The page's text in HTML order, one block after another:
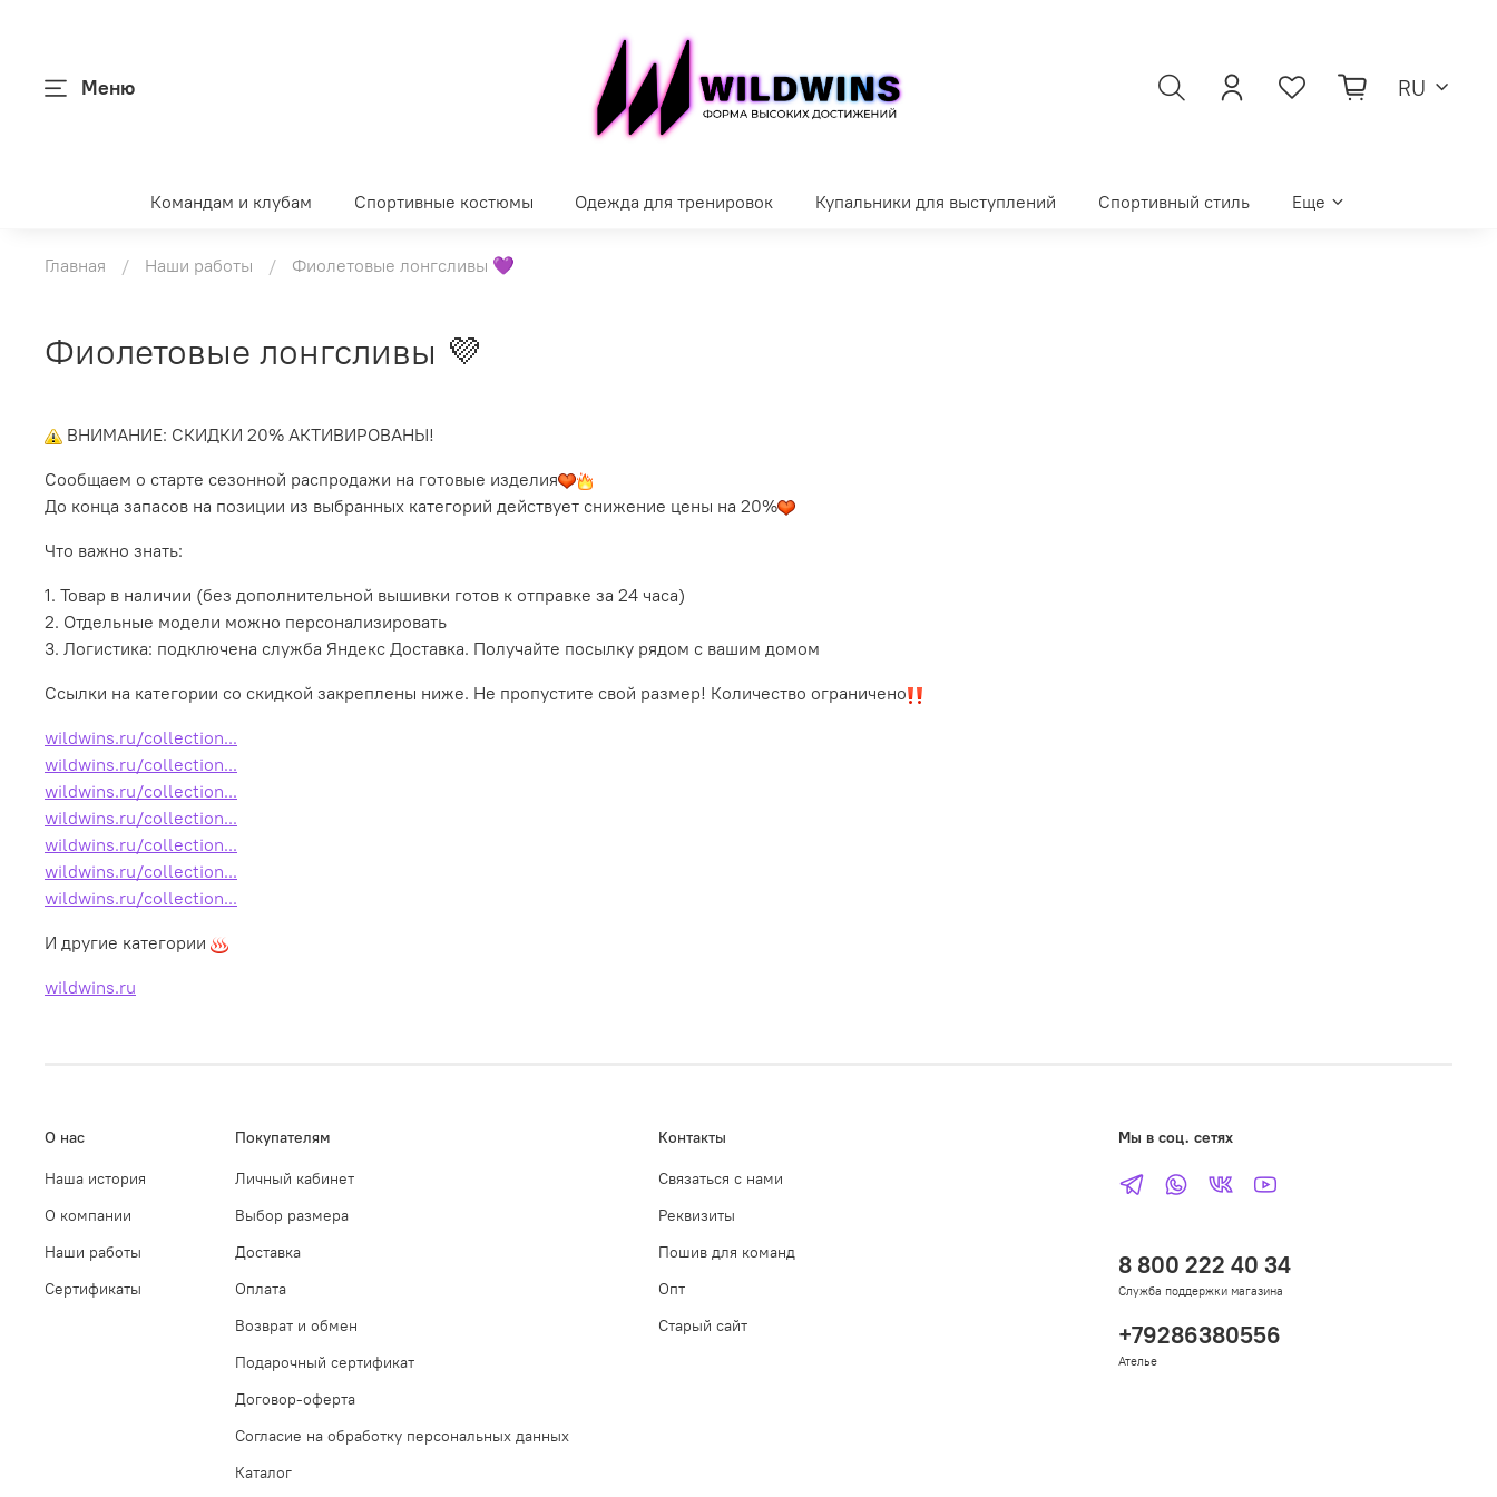
Меню RU
Командам и клубам Спортивные костюмы Одежда для тренировок Купальники для выступлений Спортивный стиль Еще
Главная Наши работы Фиолетовые лонгсливы 💜
Фиолетовые лонгсливы 💜
ВНИМАНИЕ: СКИДКИ 20% АКТИВИРОВАНЫ!
Сообщаем о старте сезонной распродажи на готовые изделия
До конца запасов на позиции из выбранных категорий действует снижение цены на 20%
Что важно знать:
1. Товар в наличии (без дополнительной вышивки готов к отправке за 24 часа)
2. Отдельные модели можно персонализировать
3. Логистика: подключена служба Яндекс Доставка. Получайте посылку рядом с вашим домом
Ссылки на категории со скидкой закреплены ниже. Не пропустите свой размер! Количество ограничено
wildwins.ru/collection...
wildwins.ru/collection...
wildwins.ru/collection...
wildwins.ru/collection...
wildwins.ru/collection...
wildwins.ru/collection...
wildwins.ru/collection...
И другие категории
wildwins.ru
О нас
Наша история
О компании
Наши работы
Сертификаты
Покупателям
Личный кабинет
Выбор размера
Доставка
Оплата
Возврат и обмен
Подарочный сертификат
Договор-оферта
Согласие на обработку персональных данных
Каталог
Контакты
Связаться с нами
Реквизиты
Пошив для команд
Опт
Старый сайт
Мы в соц. сетях
8 800 222 40 34
Служба поддержки магазина
+79286380556
Ателье